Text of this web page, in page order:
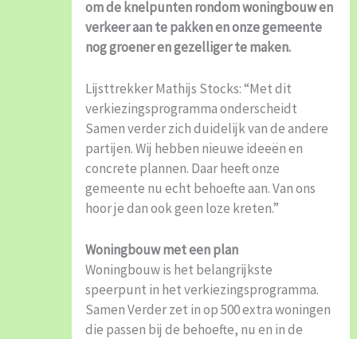
om de knelpunten rondom woningbouw en
verkeer aan te pakken en onze gemeente
nog groener en gezelliger te maken.
Lijsttrekker Mathijs Stocks: “Met dit
verkiezingsprogramma onderscheidt
Samen verder zich duidelijk van de andere
partijen. Wij hebben nieuwe ideeën en
concrete plannen. Daar heeft onze
gemeente nu echt behoefte aan. Van ons
hoor je dan ook geen loze kreten.”
Woningbouw met een plan
Woningbouw is het belangrijkste
speerpunt in het verkiezingsprogramma.
Samen Verder zet in op 500 extra woningen
die passen bij de behoefte, nu en in de